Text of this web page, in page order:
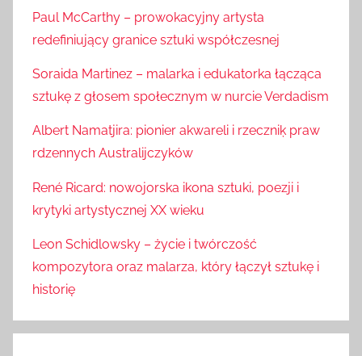
Paul McCarthy – prowokacyjny artysta
redefiniujący granice sztuki współczesnej
Soraida Martinez – malarka i edukatorka łącząca
sztukę z głosem społecznym w nurcie Verdadism
Albert Namatjira: pionier akwareli i rzeczniķ praw
rdzennych Australijczyków
René Ricard: nowojorska ikona sztuki, poezji i
krytyki artystycznej XX wieku
Leon Schidlowsky – życie i twórczość
kompozytora oraz malarza, który łączył sztukę i
historię